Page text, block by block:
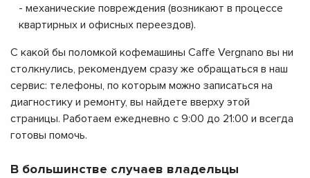
- механические повреждения (возникают в процессе
квартирных и офисных переездов).
С какой бы поломкой кофемашины Caffe Vergnano вы ни
столкнулись, рекомендуем сразу же обращаться в наш
сервис: телефоны, по которым можно записаться на
диагностику и ремонту, вы найдете вверху этой
страницы. Работаем ежедневно с 9:00 до 21:00 и всегда
готовы помочь.
В большинстве случаев владельцы